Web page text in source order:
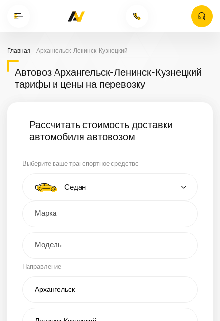
Главная—Архангельск-Ленинск-Кузнецкий
Автовоз Архангельск-Ленинск-Кузнецкий
тарифы и цены на перевозку
Рассчитать стоимость доставки
автомобиля автовозом
Выберите ваше транспортное средство
Тип автомобиля
Седан
Кроссовер
Направление